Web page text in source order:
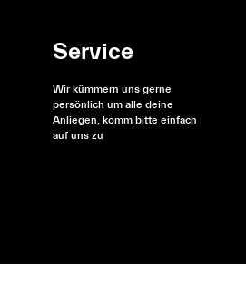
Service
Wir kümmern uns gerne
persönlich um alle deine
Anliegen, komm bitte einfach
auf uns zu